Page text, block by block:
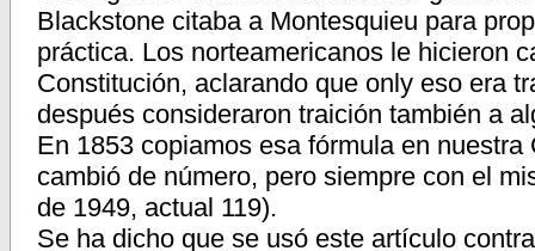
Blackstone citaba a Montesquieu para
práctica. Los norteamericanos le hicieron
Constitución, aclarando que only eso era
después consideraron traición también a
En 1853 copiamos esa fórmula en
cambió de número, pero siempre con el
de 1949, actual 119).
Se ha dicho que se usó este artículo